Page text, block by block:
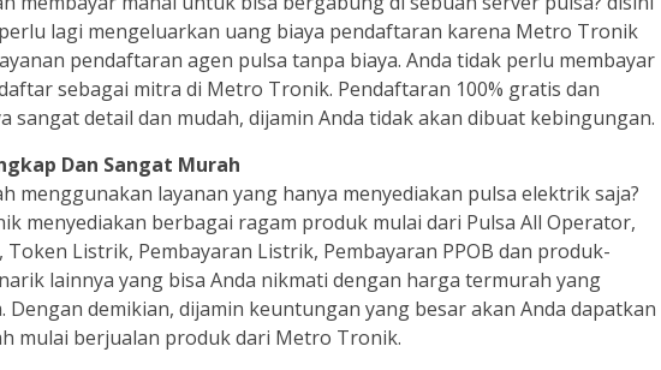
lagi mengeluarkan uang biaya pendaftaran karena Metro Tronik
pendaftaran agen pulsa tanpa biaya. Anda tidak perlu membayar
sebagai mitra di Metro Tronik. Pendaftaran 100% gratis dan
sangat detail dan mudah, dijamin Anda tidak akan dibuat kebingungan.
Dan Sangat Murah
menggunakan layanan yang hanya menyediakan pulsa elektrik saja?
menyediakan berbagai ragam produk mulai dari Pulsa All Operator,
Token Listrik, Pembayaran Listrik, Pembayaran PPOB dan produk-
lainnya yang bisa Anda nikmati dengan harga termurah yang
Dengan demikian, dijamin keuntungan yang besar akan Anda dapatkan
mulai berjualan produk dari Metro Tronik.